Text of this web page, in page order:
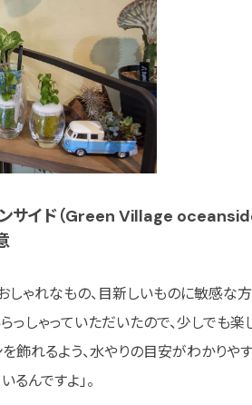
ンサイド（Green Village
しゃれなもの、目新しいものに敏感
っしゃっていただいたので、少しでも
飾れるよう、水やりの目安がわかりや
るんですよ」。